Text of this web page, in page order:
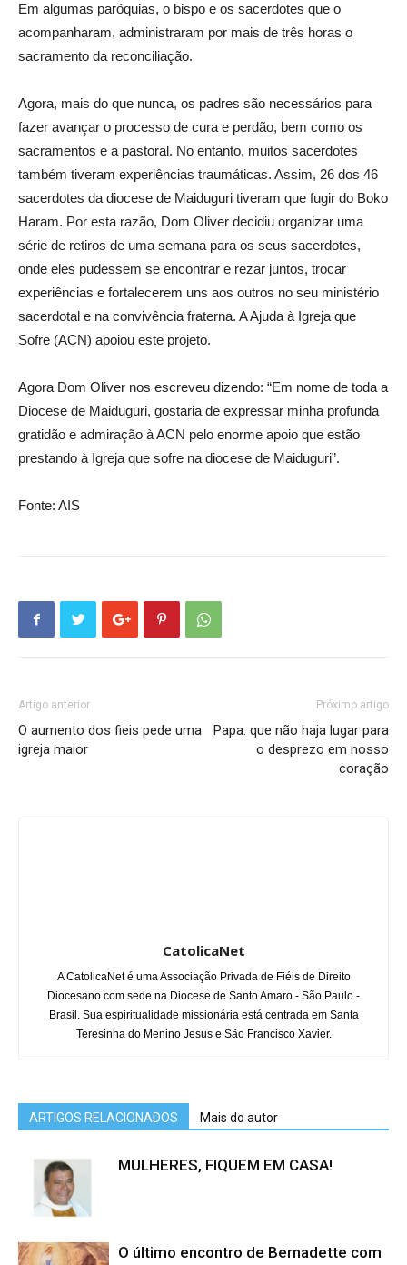
Em algumas paróquias, o bispo e os sacerdotes que o
acompanharam, administraram por mais de três horas o
sacramento da reconciliação.
Agora, mais do que nunca, os padres são necessários para
fazer avançar o processo de cura e perdão, bem como os
sacramentos e a pastoral. No entanto, muitos sacerdotes
também tiveram experiências traumáticas. Assim, 26 dos 46
sacerdotes da diocese de Maiduguri tiveram que fugir do Boko
Haram. Por esta razão, Dom Oliver decidiu organizar uma
série de retiros de uma semana para os seus sacerdotes,
onde eles pudessem se encontrar e rezar juntos, trocar
experiências e fortalecerem uns aos outros no seu ministério
sacerdotal e na convivência fraterna. A Ajuda à Igreja que
Sofre (ACN) apoiou este projeto.
Agora Dom Oliver nos escreveu dizendo: “Em nome de toda a
Diocese de Maiduguri, gostaria de expressar minha profunda
gratidão e admiração à ACN pelo enorme apoio que estão
prestando à Igreja que sofre na diocese de Maiduguri”.
Fonte: AIS
Artigo anterior
O aumento dos fieis pede uma
igreja maior
Próximo artigo
Papa: que não haja lugar para
o desprezo em nosso
coração
CatolicaNet
A CatolicaNet é uma Associação Privada de Fiéis de Direito
Diocesano com sede na Diocese de Santo Amaro - São Paulo -
Brasil. Sua espiritualidade missionária está centrada em Santa
Teresinha do Menino Jesus e São Francisco Xavier.
ARTIGOS RELACIONADOS Mais do autor
MULHERES, FIQUEM EM CASA!
O último encontro de Bernadette com